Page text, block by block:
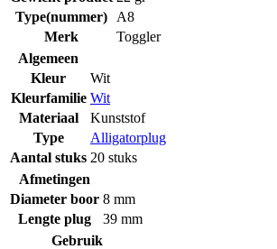
Type(nummer)
A8
Merk
Toggler
Algemeen
Kleur
Wit
Kleurfamilie Wit
Materiaal
Kunststof
Type
Alligatorplug
Aantal stuks 20 stuks
Afmetingen
Diameter boor 8 mm
Lengte plug
39 mm
Gebruik